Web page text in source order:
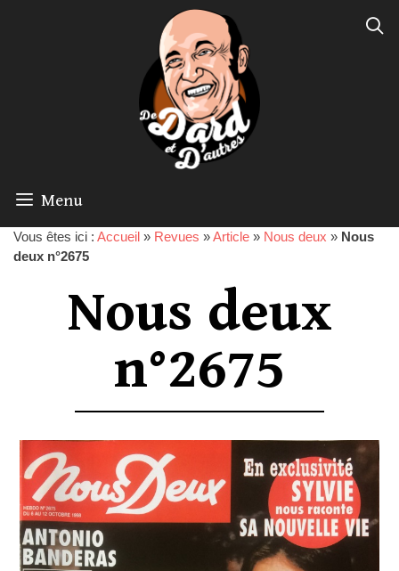
Menu
Vous êtes ici : Accueil » Revues »Article » Nous deux » Nous
deux n°2675
Nous deux
n°2675